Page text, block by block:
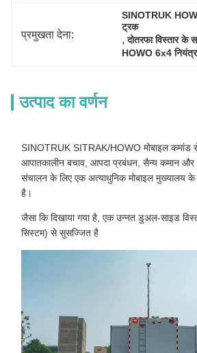
प्रमुखता देना:
SINOTRUK
ट्रक
, दोतरफा विस्तार के
HOWO 6x4
उत्पाद का वर्णन
SINOTRUK SITRAK/HOWO मोबाइल कमांड
आपातकालीन बचाव, आपदा प्रबंधन, सैन्य कमान और
संचालन के लिए एक अत्याधुनिक मोबाइल मुख्यालय के
है।
जैसा कि दिखाया गया है, एक उन्नत डुअल-साइड
सिस्टम) से सुसज्जित है